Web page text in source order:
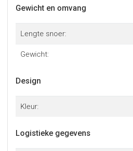
Gewicht en omvang
Lengte snoer:
Gewicht:
Design
Kleur:
Logistieke gegevens